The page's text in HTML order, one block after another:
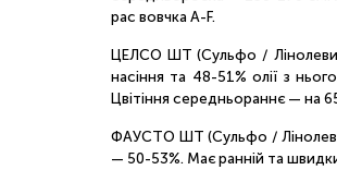
рас вовчка A-F.
ЦЕЛСО ШТ (Сульфо /
насіння та 48-51% олії з
Цвітіння середньораннє — на
ФАУСТО ШТ (Сульфо /
— 50-53%. Має ранній та